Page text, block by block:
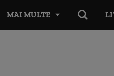
MAI MULTE